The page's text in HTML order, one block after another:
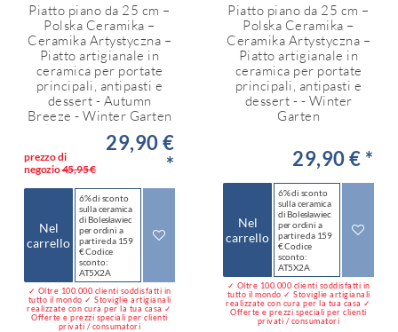
Piatto piano da 25 cm –
Polska Ceramika –
Ceramika Artystyczna –
Piatto artigianale in
ceramica per portate
principali, antipasti e
dessert - Autumn
Breeze - Winter Garten
prezzo di
negozio45,95 €
29,90 €
*
Nel
carrello
6% di sconto
sulla ceramica
di Bolesławiec
per ordini a
partire da 159
€ Codice
sconto:
AT5X2A
✓ Oltre 100.000 clienti soddisfatti in
tutto il mondo ✓ Stoviglie artigianali
realizzate con cura per la tua casa ✓
Offerte e prezzi speciali per clienti
privati / consumatori
Piatto piano da 25 cm –
Polska Ceramika –
Ceramika Artystyczna –
Piatto artigianale in
ceramica per portate
principali, antipasti e
dessert - - Winter
Garten
29,90 € *
Nel
carrello
6% di sconto
sulla ceramica
di Bolesławiec
per ordini a
partire da 159
€ Codice
sconto:
AT5X2A
✓ Oltre 100.000 clienti soddisfatti in
tutto il mondo ✓ Stoviglie artigianali
realizzate con cura per la tua casa ✓
Offerte e prezzi speciali per clienti
privati / consumatori